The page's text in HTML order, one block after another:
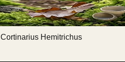
Cortinarius Hemitrichus